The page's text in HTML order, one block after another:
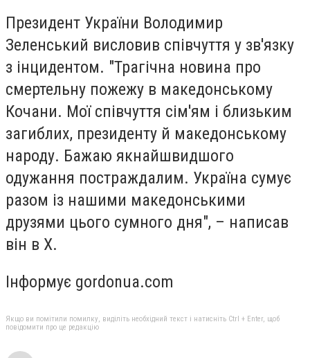
Президент України Володимир
Зеленський висловив співчуття у зв'язку
з інцидентом. "Трагічна новина про
смертельну пожежу в македонському
Кочани. Мої співчуття сім'ям і близьким
загиблих, президенту й македонському
народу. Бажаю якнайшвидшого
одужання постраждалим. Україна сумує
разом із нашими македонськими
друзями цього сумного дня", – написав
він в Х.
Інформує gordonua.com
Якщо ви помітили помилку, виділіть необхідний текст і натисніть Ctrl + Enter, щоб
повідомити про це редакцію